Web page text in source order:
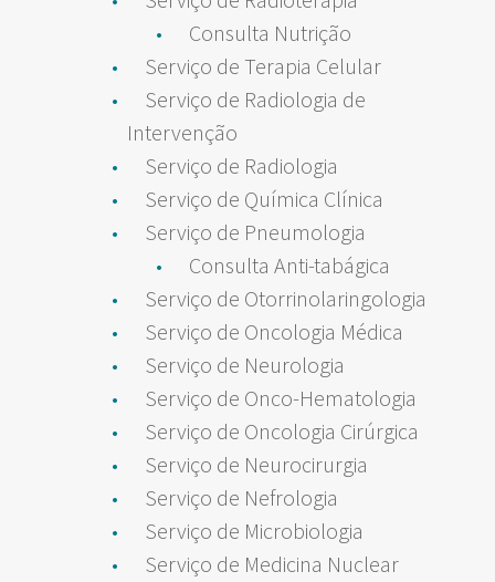
Consulta Nutrição
Serviço de Terapia Celular
Serviço de Radiologia de
Intervenção
Serviço de Radiologia
Serviço de Química Clínica
Serviço de Pneumologia
Consulta Anti-tabágica
Serviço de Otorrinolaringologia
Serviço de Oncologia Médica
Serviço de Neurologia
Serviço de Onco-Hematologia
Serviço de Oncologia Cirúrgica
Serviço de Neurocirurgia
Serviço de Nefrologia
Serviço de Microbiologia
Serviço de Medicina Nuclear